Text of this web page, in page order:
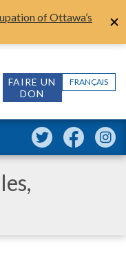
of Ottawa’s
FRANÇAIS
FAIRE UN
DON